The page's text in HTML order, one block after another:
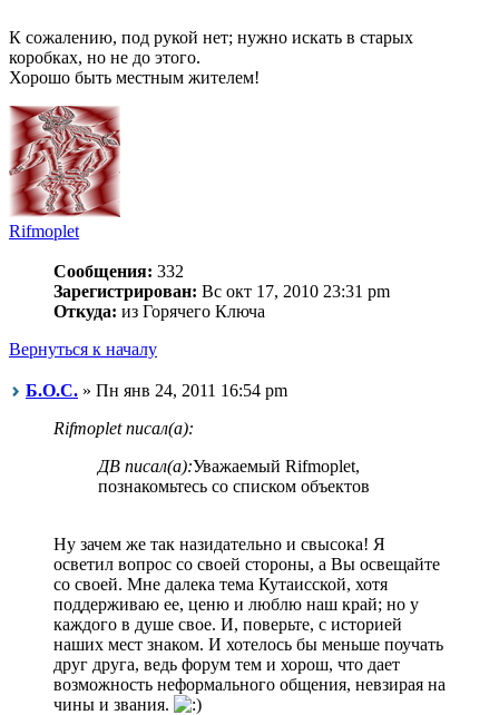
К сожалению, под рукой нет; нужно искать в старых
коробках, но не до этого.
Хорошо быть местным жителем!
Rifmoplet
Сообщения: 332
Зарегистрирован: Вс окт 17, 2010 23:31 pm
Откуда: из Горячего Ключа
Вернуться к началу
Б.О.С. » Пн янв 24, 2011 16:54 pm
Rifmoplet писал(а):
ДВ писал(а):Уважаемый Rifmoplet,
познакомьтесь со списком объектов
Ну зачем же так назидательно и свысока! Я
осветил вопрос со своей стороны, а Вы освещайте
со своей. Мне далека тема Кутаисской, хотя
поддерживаю ее, ценю и люблю наш край; но у
каждого в душе свое. И, поверьте, с историей
наших мест знаком. И хотелось бы меньше поучать
друг друга, ведь форум тем и хорош, что дает
возможность неформального общения, невзирая на
чины и звания.